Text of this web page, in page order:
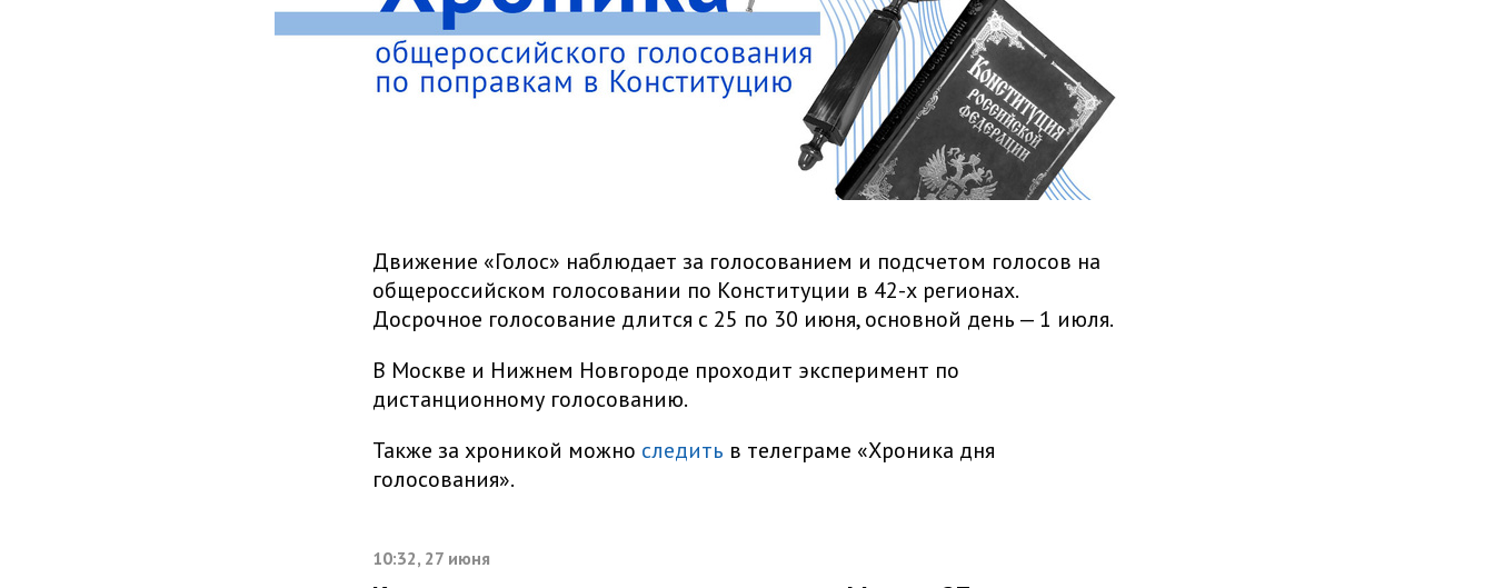
Движение «Голос» наблюдает за голосованием и подсчетом голосов на
общероссийском голосовании по Конституции в 42-х регионах.
Досрочное голосование длится с 25 по 30 июня, основной день — 1 июля.
В Москве и Нижнем Новгороде проходит эксперимент по
дистанционному голосованию.
Также за хроникой можно следить в телеграме «Хроника дня
голосования».
10:32, 27 июня